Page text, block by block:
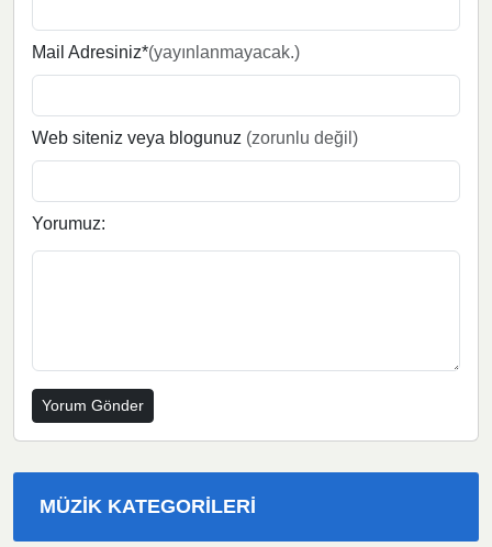
Mail Adresiniz*(yayınlanmayacak.)
Web siteniz veya blogunuz (zorunlu değil)
Yorumuz:
MÜZIK KATEGORILERI